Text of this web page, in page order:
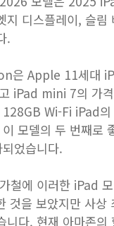
지 디스플레이, 슬림
.
은 Apple 11세대
iPad mini 7의 가
128GB Wi-Fi iPad
모델의 두 번째로
었습니다.
철에 이러한 iPad
것을 보았지만 사상
니다. 현재 아마존